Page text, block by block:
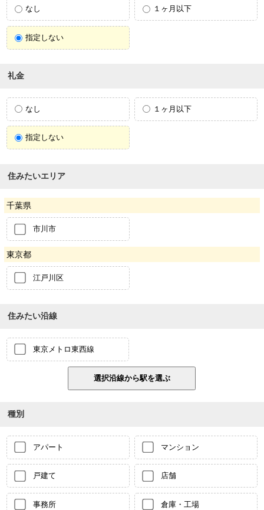
なし １ヶ月以下
指定しない
礼金
なし １ヶ月以下
指定しない
住みたいエリア
千葉県
市川市
東京都
江戸川区
住みたい沿線
東京メトロ東西線
種別
アパート マンション
戸建て 店舗
事務所 倉庫・工場